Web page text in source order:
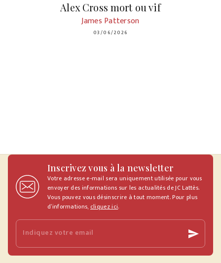
Alex Cross mort ou vif
James Patterson
03/06/2026
Inscrivez vous à la newsletter
Votre adresse e-mail sera uniquement utilisée pour vous
envoyer des informations sur les actualités de JC Lattès.
Vous pouvez vous désinscrire à tout moment. Pour plus
d’informations, cliquez ici.
Indiquez votre email send